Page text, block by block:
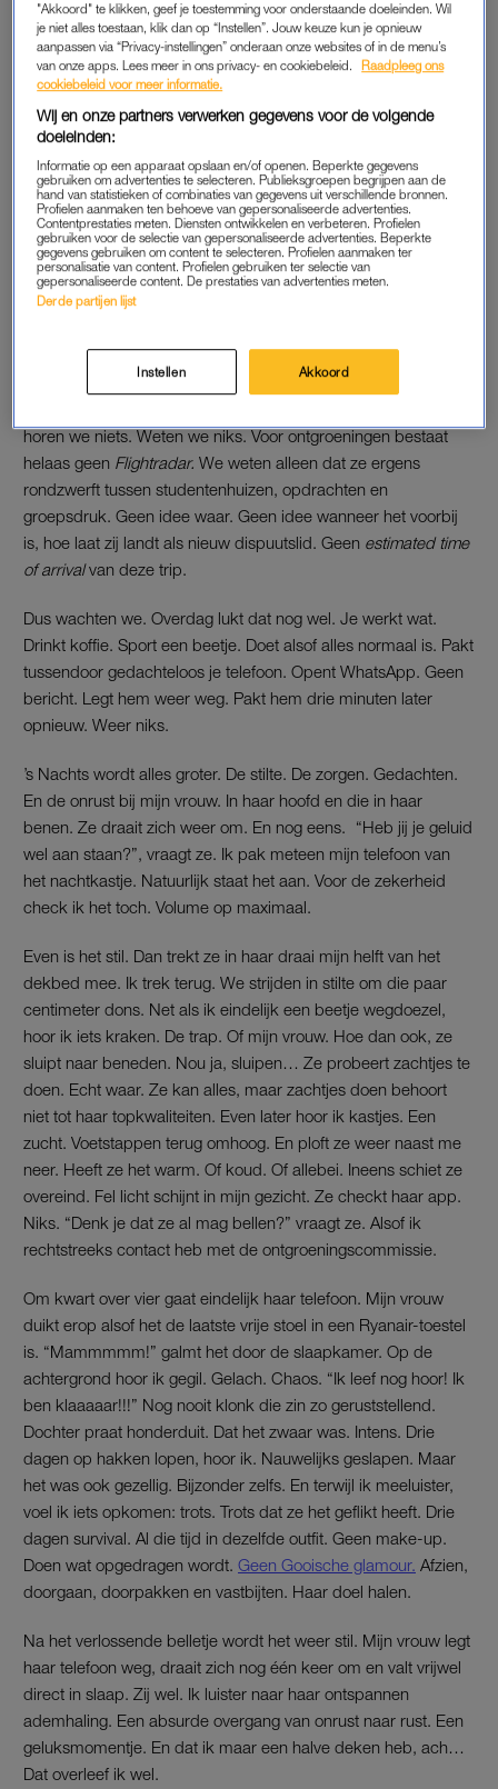
knuffel, een zwaai en weg was-ie. Alsof hij boodschappen ging
doen in plaats van naar de andere kant van de wereld vliegen.
Ik check mijn telefoon vaker dan gezond is. Niet dat zoon
bereikbaar is. Hij zweeft ergens boven India.
inmiddels mijn favoriete app. Bizar eigenlijk: honderden kleine
gele vliegtuigjes boven elkaar op het schermpje. Ergens in die
wirwar, in dat vliegende mierennest, zit mijn kind. Mijn vrouw
zei dat ze die app zelf niet hoefde. “Onzin”, vond ze het. Nu
vraagt ze ieder half uur boven welk land hij hangt. Of hij er al
bijna is. Zoon belt als hij op Bali is. Dat duurt nog even.
Ondertussen wachten we op nóg een telefoontje. Dat van onze
dochter.
Die zit midden inde finale van haar ontgroening. Expeditie
, maar dan overleven in Twente. Mobielloos. Haar
horen we niets. Weten we niks. Voor ontgroeningen bestaat
helaas geen Flightradar. We weten alleen dat ze ergens
rondzwerft tussen studentenhuizen, opdrachten en
groepsdruk. Geen idee waar. Geen idee wanneer het voorbij
is, hoe laat zij landt als nieuw dispuutslid. Geen estimated time
of arrivalvan deze trip.
Dus wachten we. Overdag lukt dat nog wel. Je werkt wat.
Drinkt koffie. Sport een beetje. Doet alsof alles normaal is. Pakt
tussendoor gedachteloos je telefoon. Opent WhatsApp. Geen
bericht. Legt hem weer weg. Pakt hem drie minuten later
opnieuw. Weer niks.
’s Nachts wordt alles groter. De stilte. De zorgen. Gedachten.
En de onrust bij mijn vrouw. In haar hoofd en die in haar
benen. Ze draait zich weer om. En nog eens. “Heb jij je geluid
wel aan staan?”, vraagt ze. Ik pak meteen mijn telefoon van
het nachtkastje. Natuurlijk staat het aan. Voor de zekerheid
check ik het toch. Volume op maximaal.
Even is het stil. Dan trekt ze in haar draai mijn helft van het
dekbed mee. Ik trek terug. We strijden in stilte om die paar
centimeter dons. Net als ik eindelijk een beetje wegdoezel,
hoor ik iets kraken. De trap. Of mijn vrouw. Hoe dan ook, ze
sluipt naar beneden. Nou ja, sluipen… Ze probeert zachtjes te
doen. Echt waar. Ze kan alles, maar zachtjes doen behoort
niet tot haar topkwaliteiten. Even later hoor ik kastjes. Een
zucht. Voetstappen terug omhoog. En ploft ze weer naast me
neer. Heeft ze het warm. Of koud. Of allebei. Ineens schiet ze
overeind. Fel licht schijnt in mijn gezicht. Ze checkt haar app.
Niks. “Denk je dat ze al mag bellen?” vraagt ze. Alsof ik
rechtstreeks contact heb met de ontgroeningscommissie.
Om kwart over vier gaat eindelijk haar telefoon. Mijn vrouw
duikt erop alsof het de laatste vrije stoel in een Ryanair-toestel
is. “Mammmmm!” galmt het door de slaapkamer. Op de
achtergrond hoor ik gegil. Gelach. Chaos. “Ik leef nog hoor! Ik
ben klaaaaar!!!” Nog nooit klonk die zin zo geruststellend.
Dochter praat honderduit. Dat het zwaar was. Intens. Drie
dagen op hakken lopen, hoor ik. Nauwelijks geslapen. Maar
het was ook gezellig. Bijzonder zelfs. En terwijl ik meeluister,
voel ik iets opkomen: trots. Trots dat ze het geflikt heeft. Drie
dagen survival. Al die tijd in dezelfde outfit. Geen make-up.
Doen wat opgedragen wordt. Geen Gooische glamour. Afzien,
doorgaan, doorpakken en vastbijten. Haar doel halen.
Na het verlossende belletje wordt het weer stil. Mijn vrouw legt
haar telefoon weg, draait zich nog één keer om en valt vrijwel
direct in slaap. Zij wel. Ik luister naar haar ontspannen
ademhaling. Een absurde overgang van onrust naar rust. Een
geluksmomentje. En dat ik maar een halve deken heb, ach…
Dat overleef ik wel.
"Akkoord" te klikken, geef je toestemming voor onderstaande doeleinden. Wil
je niet alles toestaan, klik dan op “Instellen”. Jouw keuze kun je opnieuw
aanpassen via “Privacy-instellingen” onderaan onze websites of in de menu’s
van onze apps. Lees meer in ons privacy- en cookiebeleid.
Raadpleeg ons
cookiebeleid voor meer informatie.
Wij en onze partners verwerken gegevens voor de volgende
doeleinden:
Informatie op een apparaat opslaan en/of openen. Beperkte gegevens
gebruiken om advertenties te selecteren. Publieksgroepen begrijpen aan de
hand van statistieken of combinaties van gegevens uit verschillende bronnen.
Profielen aanmaken ten behoeve van gepersonaliseerde advertenties.
Contentprestaties meten. Diensten ontwikkelen en verbeteren. Profielen
gebruiken voor de selectie van gepersonaliseerde advertenties. Beperkte
gegevens gebruiken om content te selecteren. Profielen aanmaken ter
personalisatie van content. Profielen gebruiken ter selectie van
gepersonaliseerde content. De prestaties van advertenties meten.
Derde partijen lijst
Instellen Akkoord